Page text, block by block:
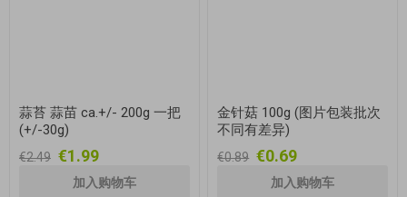
蒜苔 蒜苗 ca.+/- 200g 一把
(+/-30g)
€2.49 €1.99
金针菇 100g (图片包装批次
不同有差异)
€0.89 €0.69